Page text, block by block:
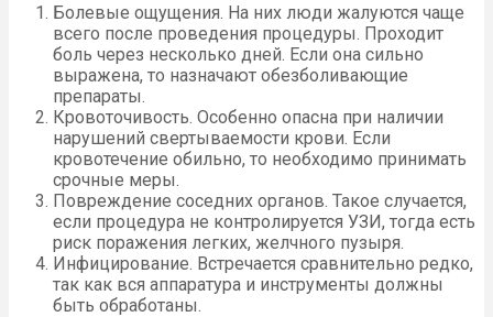
Болевые ощущения. На них люди жалуются чаще
всего после проведения процедуры. Проходит
боль через несколько дней. Если она сильно
выражена, то назначают обезболивающие
препараты.
Кровоточивость. Особенно опасна при наличии
нарушений свертываемости крови. Если
кровотечение обильно, то необходимо принимать
срочные меры.
Повреждение соседних органов. Такое случается,
если процедура не контролируется УЗИ, тогда есть
риск поражения легких, желчного пузыря.
Инфицирование. Встречается сравнительно редко,
так как вся аппаратура и инструменты должны
быть обработаны.